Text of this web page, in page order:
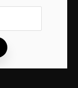
onvergetelijk